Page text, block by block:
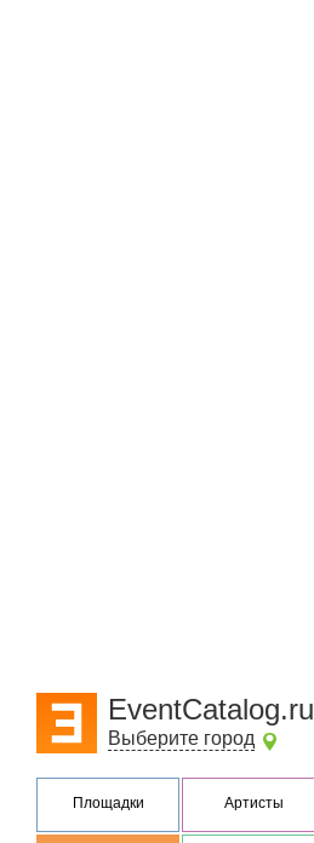
EventCatalog.ru
Выберите город
Площадки Артисты